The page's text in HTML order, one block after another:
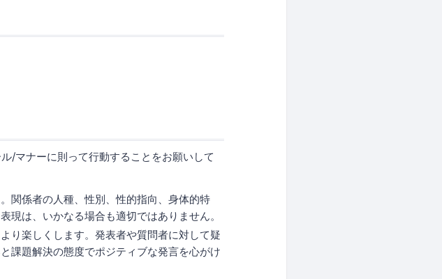
/マナーに則って行動することをお願いして
関係者の人種、性別、性的指向、身体的特
現は、いかなる場合も適切ではありません。
り楽しくします。発表者や質問者に対して疑
課題解決の態度でポジティブな発言を心がけ